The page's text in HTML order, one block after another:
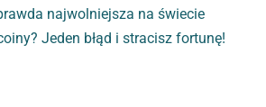
najwolniejsza na świecie
Jeden błąd i stracisz fortunę!